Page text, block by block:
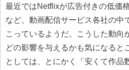
最近ではNetflixが広告付きの低価
など、動画配信サービス各社の中
こっているようだ。こうした動向
どの影響を与えるかも気になると
としては、とにかく「安くて作品